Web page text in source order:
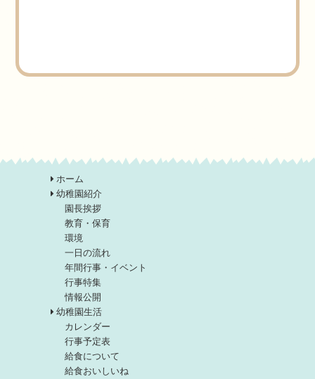
ホーム
幼稚園紹介
園長挨拶
教育・保育
環境
一日の流れ
年間行事・イベント
行事特集
情報公開
幼稚園生活
カレンダー
行事予定表
給食について
給食おいしいね